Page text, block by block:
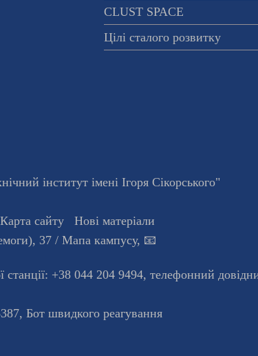
CLUST SPACE
Цілі сталого розвитку
інститут імені Ігоря Сікорського"
Карта сайту
Нові матеріали
37 / Мапа кампусу, 📧
станцiї: +38 044 204 9494, телефонний
Бот швидкого реагування